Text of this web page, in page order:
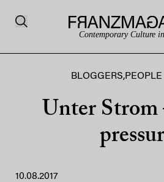
Contemporary Culture
BLOGGERS,
Unter Strom
10.08.2017